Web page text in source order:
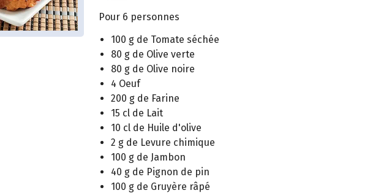
Pour 6 personnes
100 g de Tomate séchée
80 g de Olive verte
80 g de Olive noire
4 Oeuf
200 g de Farine
15 cl de Lait
10 cl de Huile d'olive
2 g de Levure chimique
100 g de Jambon
40 g de Pignon de pin
100 g de Gruyère râpé